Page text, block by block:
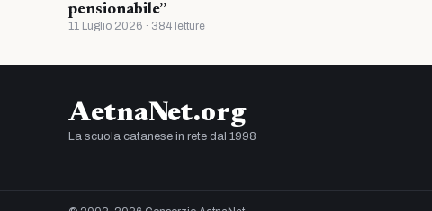
pensionabile”
11 Luglio 2026 · 384 letture
AetnaNet.org
La scuola catanese in rete dal 1998